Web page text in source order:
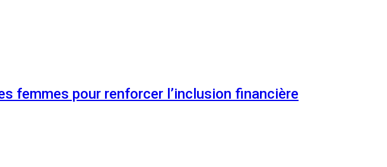
femmes pour renforcer l’inclusion financière